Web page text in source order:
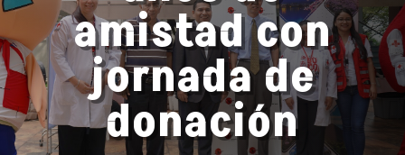
amistad con
jornada de
donación